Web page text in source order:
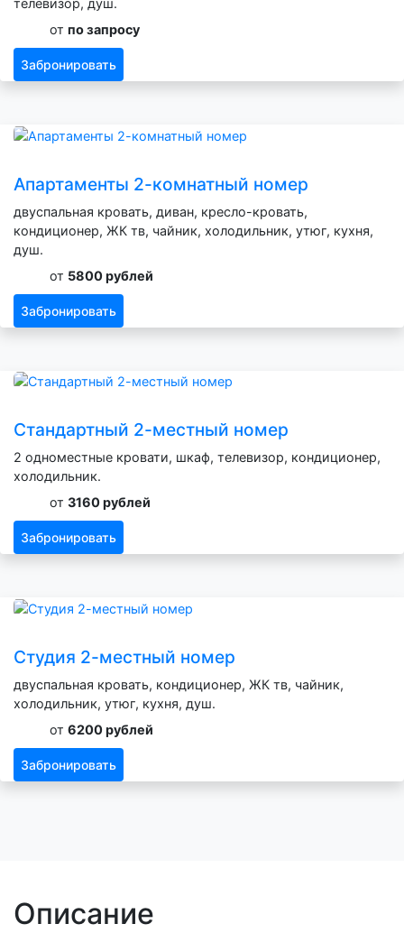
телевизор, душ.
от по запросу
Забронировать
Апартаменты 2-комнатный номер
двуспальная кровать, диван, кресло-кровать,
кондиционер, ЖК тв, чайник, холодильник, утюг, кухня,
душ.
от 5800 рублей
Забронировать
Стандартный 2-местный номер
2 одноместные кровати, шкаф, телевизор, кондиционер,
холодильник.
от 3160 рублей
Забронировать
Студия 2-местный номер
двуспальная кровать, кондиционер, ЖК тв, чайник,
холодильник, утюг, кухня, душ.
от 6200 рублей
Забронировать
Описание